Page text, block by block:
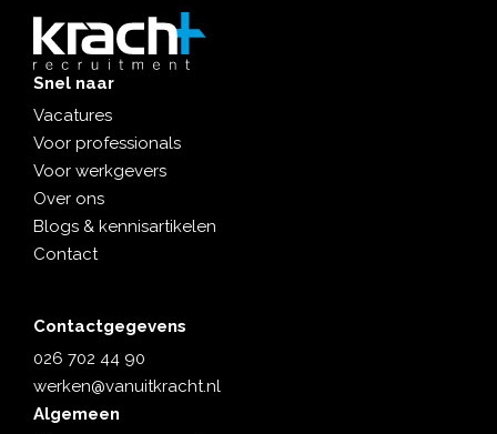
Snel naar
Vacatures
Voor professionals
Voor werkgevers
Over ons
Blogs & kennisartikelen
Contact
Contactgegevens
026 702 44 90
werken@vanuitkracht.nl
Algemeen